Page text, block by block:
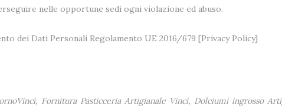
nelle opportune sedi ogni violazione ed abuso.
dei Dati Personali Regolamento UE 2016/679 [Privacy Policy]
Fornitura Pasticceria Artigianale Vinci, Dolciumi ingrosso